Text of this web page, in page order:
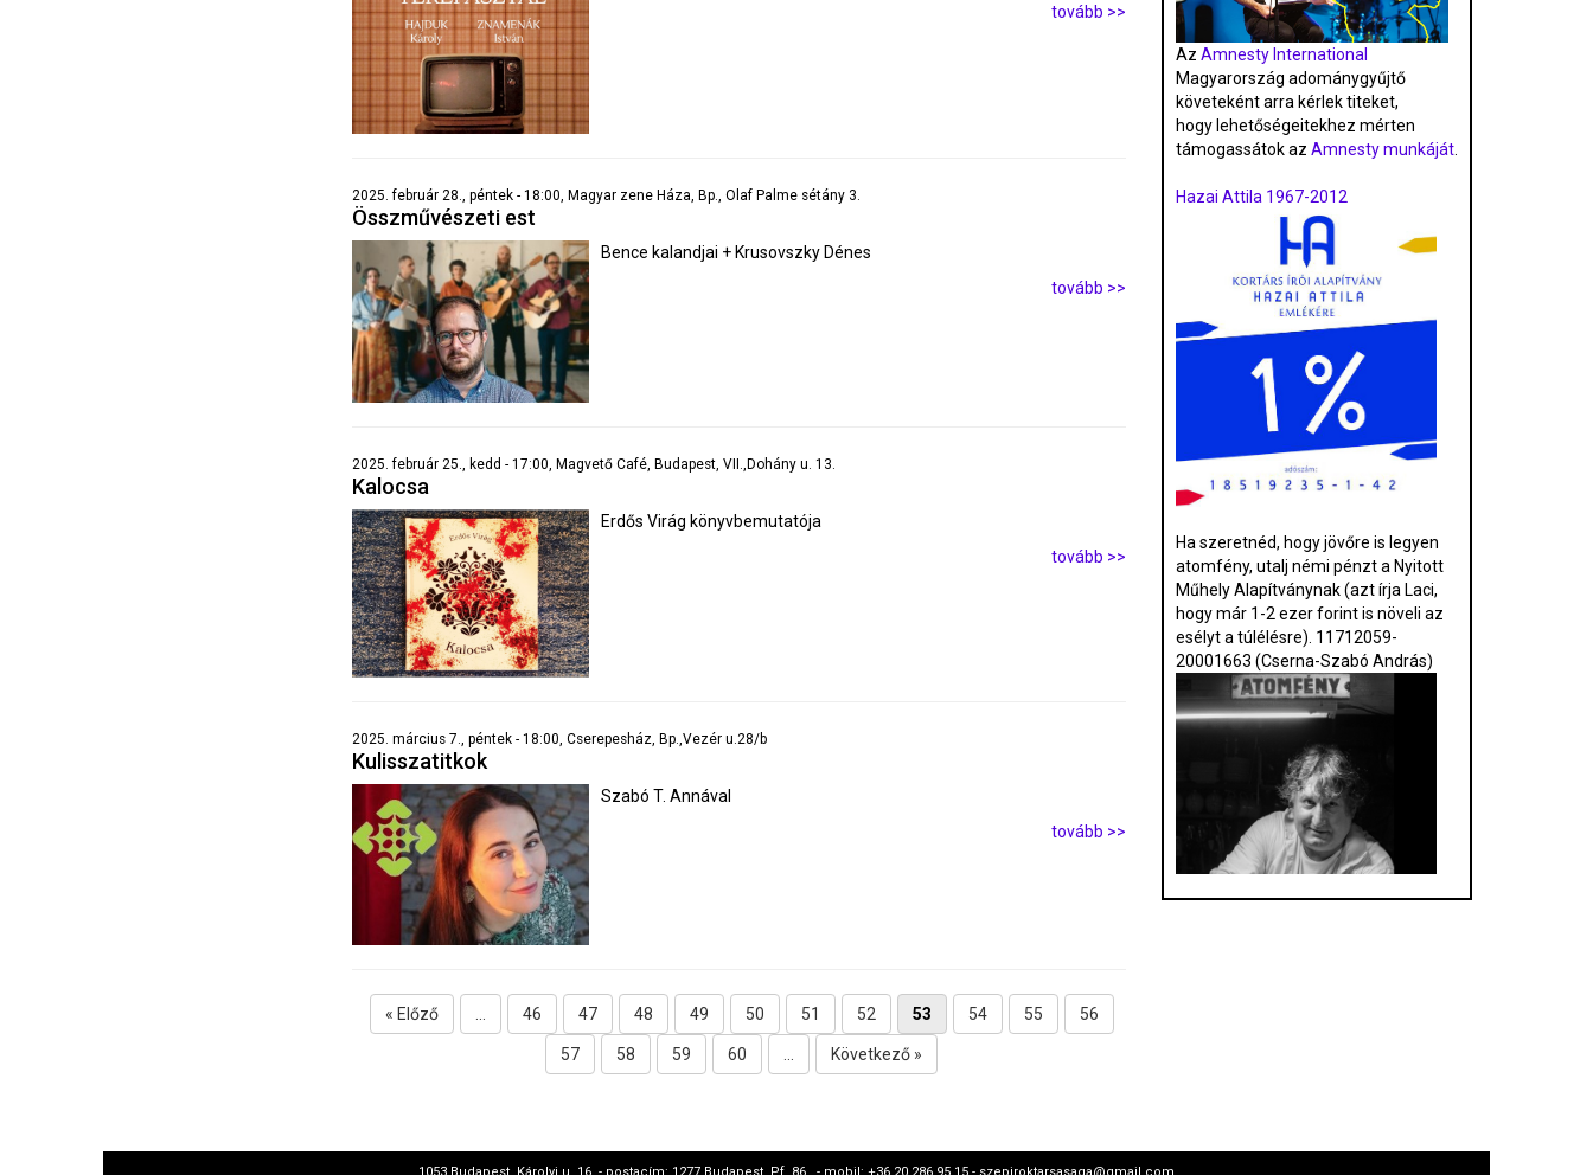
tovább >>
2025. február 28., péntek - 18:00, Magyar zene Háza, Bp., Olaf Palme sétány 3.
Összművészeti est
Bence kalandjai + Krusovszky Dénes
tovább >>
2025. február 25., kedd - 17:00, Magvető Café, Budapest, VII.,Dohány u. 13.
Kalocsa
Erdős Virág könyvbemutatója
tovább >>
2025. március 7., péntek - 18:00, Cserepesház, Bp.,Vezér u.28/b
Kulisszatitkok
Szabó T. Annával
tovább >>
« Előző ... 46 47 48 49 50 51 52 53 54 55 56
57 58 59 60 ... Következő »
Az Amnesty International
Magyarország adománygyűjtő
követeként arra kérlek titeket,
hogy lehetőségeitekhez mérten
támogassátok az Amnesty munkáját.
Hazai Attila 1967-2012
Ha szeretnéd, hogy jövőre is legyen
atomfény, utalj némi pénzt a Nyitott
Műhely Alapítványnak (azt írja Laci,
hogy már 1-2 ezer forint is növeli az
esélyt a túlélésre). 11712059-
20001663 (Cserna-Szabó András)